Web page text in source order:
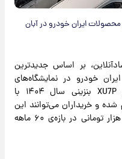
ایران خودرو در آبان
بر اساس جدیدترین
خودرو در نمایشگاه‌های
شخصی خودرو، سمند سورن پلاس XU7P بنزینی سال ۱۴۰۴ با
اعلام شده و خریداران می‌توانند این
خودرو را با اقساط ۷ میلیون و ۵۰۰ هزار تومانی در بازه‌ی ۶۰ ماهه